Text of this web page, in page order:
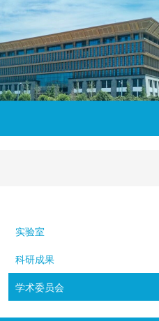
实验室
科研成果
学术委员会